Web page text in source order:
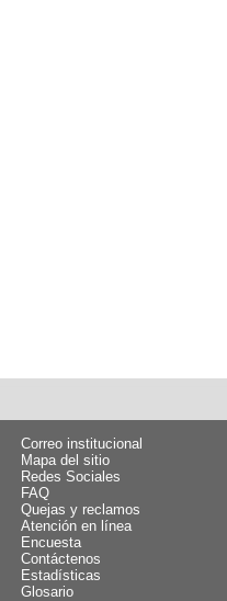
Correo institucional
Mapa del sitio
Redes Sociales
FAQ
Quejas y reclamos
Atención en línea
Encuesta
Contáctenos
Estadísticas
Glosario